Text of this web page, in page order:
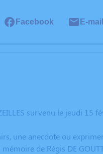
Facebook E-mail
survenu le jeudi 15
une anecdote ou
de Régis DE